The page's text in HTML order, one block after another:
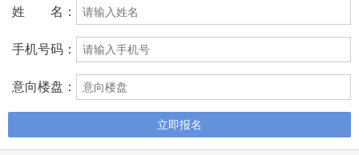
姓 名：
手机号码：
意向楼盘：
立即报名